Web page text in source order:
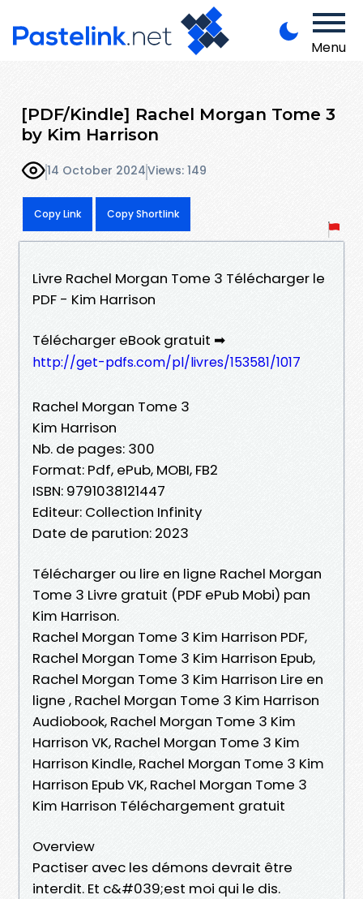
Menu
[PDF/Kindle] Rachel Morgan Tome 3
by Kim Harrison
14 October 2024Views: 149
Copy Link Copy Shortlink
Livre Rachel Morgan Tome 3 Télécharger le
PDF - Kim Harrison
Télécharger eBook gratuit ➡
http://get-pdfs.com/pl/livres/153581/1017
Rachel Morgan Tome 3
Kim Harrison
Nb. de pages: 300
Format: Pdf, ePub, MOBI, FB2
ISBN: 9791038121447
Editeur: Collection Infinity
Date de parution: 2023
Télécharger ou lire en ligne Rachel Morgan
Tome 3 Livre gratuit (PDF ePub Mobi) pan
Kim Harrison.
Rachel Morgan Tome 3 Kim Harrison PDF,
Rachel Morgan Tome 3 Kim Harrison Epub,
Rachel Morgan Tome 3 Kim Harrison Lire en
ligne , Rachel Morgan Tome 3 Kim Harrison
Audiobook, Rachel Morgan Tome 3 Kim
Harrison VK, Rachel Morgan Tome 3 Kim
Harrison Kindle, Rachel Morgan Tome 3 Kim
Harrison Epub VK, Rachel Morgan Tome 3
Kim Harrison Téléchargement gratuit
Overview
Pactiser avec les démons devrait être
interdit. Et c&#039;est moi qui le dis.